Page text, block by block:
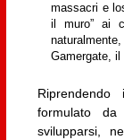
massacri e
il muro” ai
Gamergate,
Riprendendo
formulato
svilupparsi,